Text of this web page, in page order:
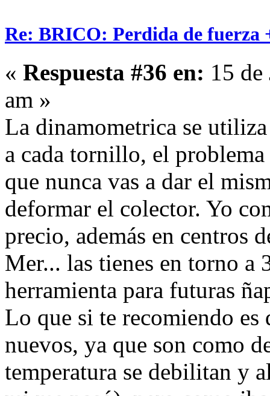
Re: BRICO: Perdida de
« Respuesta #36 en: 15
am »
La dinamometrica se
a cada tornillo, el
que nunca vas a dar el
deformar el colector. Yo
precio, además en centros
Mer... las tienes en torno a
herramienta para futuras
Lo que si te recomiendo
nuevos, ya que son como
temperatura se debilitan y